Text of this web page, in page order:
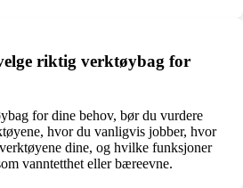
riktig verktøybag for
for dine behov, bør du vurdere
hvor du vanligvis jobber, hvor
dine, og hvilke funksjoner
vanntetthet eller bæreevne.